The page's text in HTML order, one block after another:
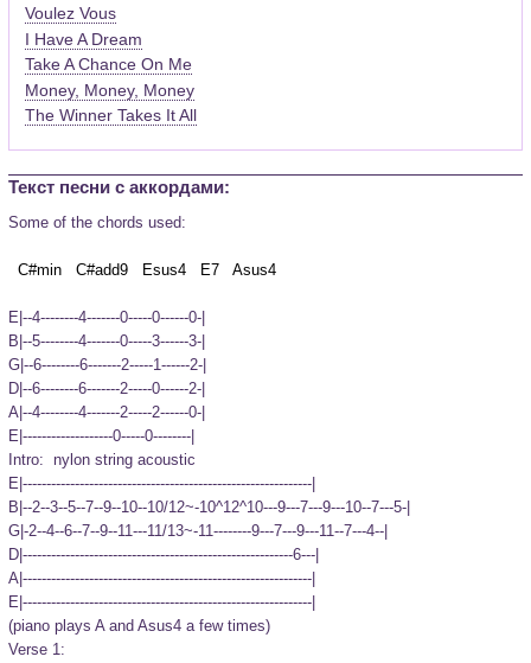
Voulez Vous
I Have A Dream
Take A Chance On Me
Money, Money, Money
The Winner Takes It All
Текст песни c аккордами:
Some of the chords used:
E|--4--------4-------0-----0------0-|
B|--5--------4-------0-----3------3-|
G|--6--------6-------2-----1------2-|
D|--6--------6-------2-----0------2-|
A|--4--------4-------2-----2------0-|
E|-------------------0-----0--------|
Intro:  nylon string acoustic
E|-------------------------------------------------------------|
B|--2--3--5--7--9--10--10/12~-10^12^10---9---7---9---10--7---5-|
G|-2--4--6--7--9--11---11/13~-11--------9---7---9---11--7---4--|
D|---------------------------------------------------------6---|
A|-------------------------------------------------------------|
E|-------------------------------------------------------------|
(piano plays A and Asus4 a few times)
Verse 1: